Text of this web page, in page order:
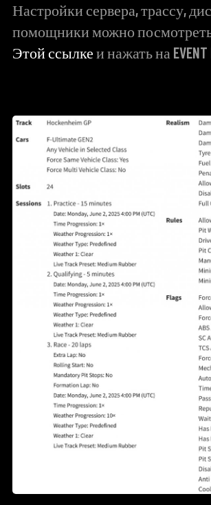
Настройки сервера, трассу,
помощники можно
Этой ссылкеи нажать на EVENT